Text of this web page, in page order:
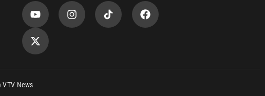
News